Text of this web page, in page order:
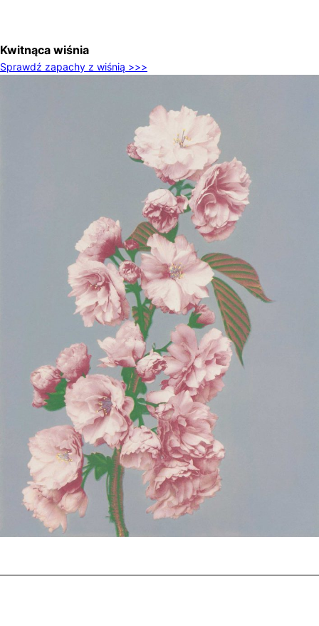
Kwitnąca wiśnia
Sprawdź zapachy z wiśnią >>>